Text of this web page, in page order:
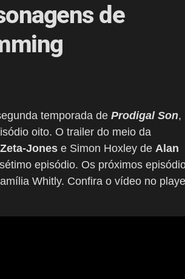
de
temporada de Prodigal Son,
oito. O trailer do meio da
Jones e Simon Hoxley de Alan
episódio. Os próximos
Whitly. Confira o vídeo no